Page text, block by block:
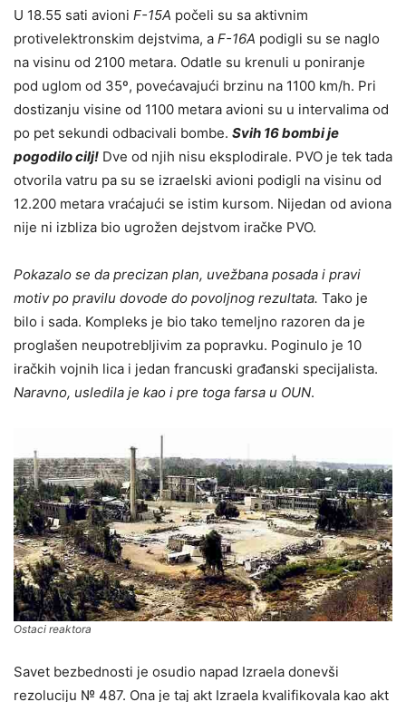
U 18.55 sati avioni F-15A počeli su sa aktivnim
protivelektronskim dejstvima, a F-16A podigli su se naglo
na visinu od 2100 metara. Odatle su krenuli u poniranje
pod uglom od 35º, povećavajući brzinu na 1100 km/h. Pri
dostizanju visine od 1100 metara avioni su u intervalima od
po pet sekundi odbacivali bombe. Svih 16 bombi je
pogodilo cilj! Dve od njih nisu eksplodirale. PVO je tek tada
otvorila vatru pa su se izraelski avioni podigli na visinu od
12.200 metara vraćajući se istim kursom. Nijedan od aviona
nije ni izbliza bio ugrožen dejstvom iračke PVO.
Pokazalo se da precizan plan, uvežbana posada i pravi
motiv po pravilu dovode do povoljnog rezultata. Tako je
bilo i sada. Kompleks je bio tako temeljno razoren da je
proglašen neupotrebljivim za popravku. Poginulo je 10
iračkih vojnih lica i jedan francuski građanski specijalista.
Naravno, usledila je kao i pre toga farsa u OUN.
Ostaci reaktora
Savet bezbednosti je osudio napad Izraela donevši
rezoluciju № 487. Ona je taj akt Izraela kvalifikovala kao akt